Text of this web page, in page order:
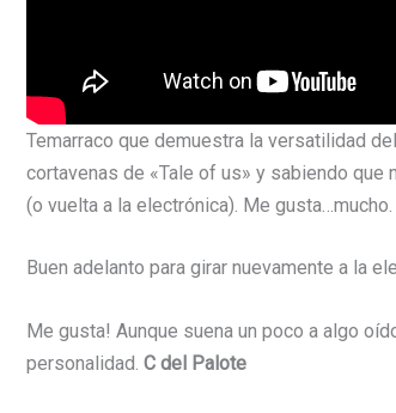
Temarraco que demuestra la versatilidad
cortavenas de «Tale of us» y sabiendo
(o vuelta a la electrónica). Me gusta…mucho.
Buen adelanto para girar nuevamente a la
Me gusta! Aunque suena un poco a algo
personalidad. C del Palote